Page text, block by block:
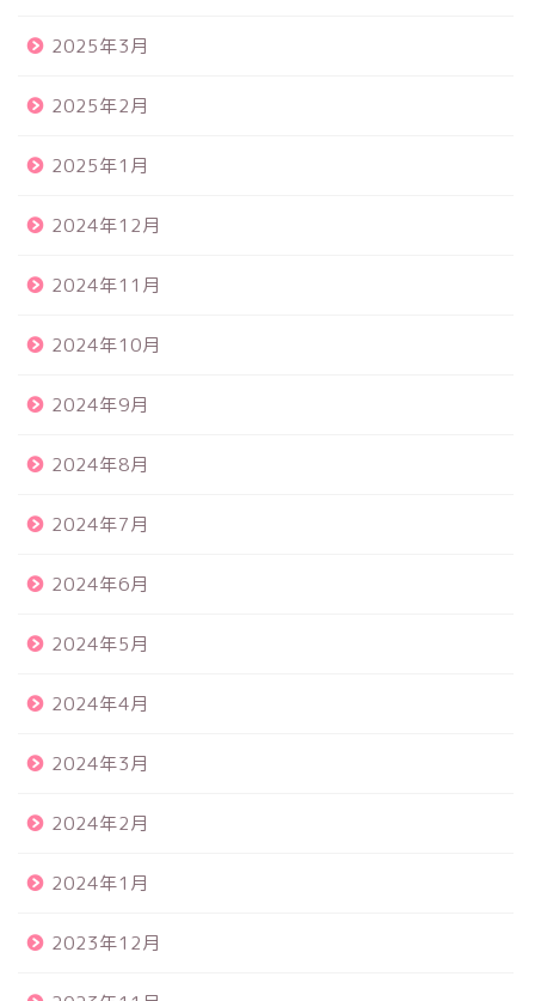
2025年3月
2025年2月
2025年1月
2024年12月
2024年11月
2024年10月
2024年9月
2024年8月
2024年7月
2024年6月
2024年5月
2024年4月
2024年3月
2024年2月
2024年1月
2023年12月